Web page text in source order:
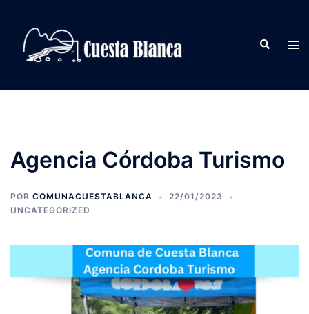
contenido
Buscar
Agencia Córdoba Turismo
POR COMUNACUESTABLANCA
22/01/2023
UNCATEGORIZED